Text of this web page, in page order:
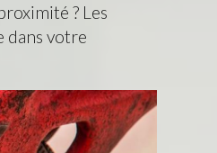
? Les
dans votre